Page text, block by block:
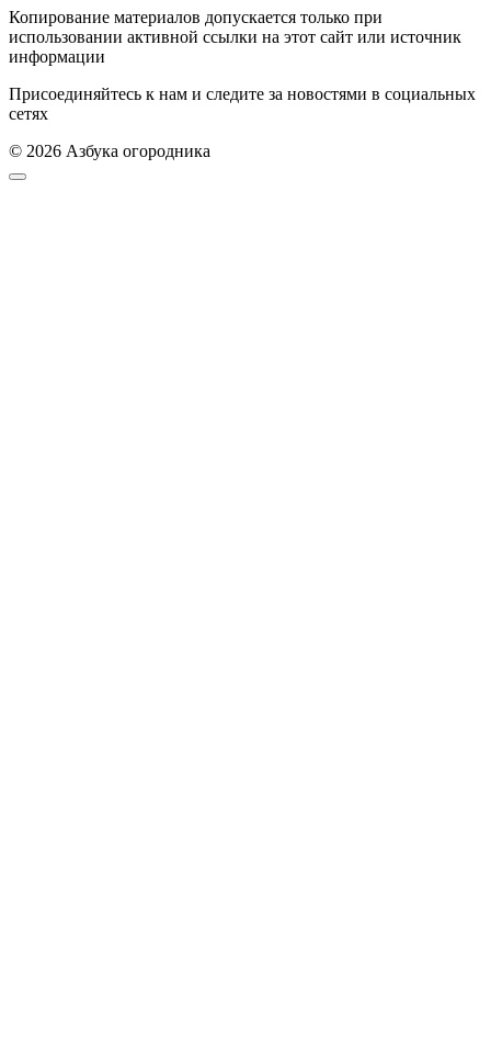
Копирование материалов допускается только при
использовании активной ссылки на этот сайт или источник
информации
Присоединяйтесь к нам и следите за новостями в социальных
сетях
© 2026 Азбука огородника